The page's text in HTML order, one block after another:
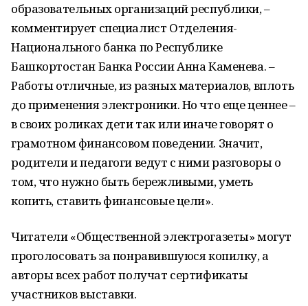
образовательных организаций республики, ­–
комментирует специалист Отделения-
Национального банка по Республике
Башкортостан Банка России Анна Каменева. –
Работы отличные, из разных материалов, вплоть
до применения электроники. Но что еще ценнее –
в своих роликах дети так или иначе говорят о
грамотном финансовом поведении. Значит,
родители и педагоги ведут с ними разговоры о
том, что нужно быть бережливыми, уметь
копить, ставить финансовые цели».
Читатели «Общественной электрогазеты» могут
проголосовать за понравившуюся копилку, а
авторы всех работ получат сертификаты
участников выставки.